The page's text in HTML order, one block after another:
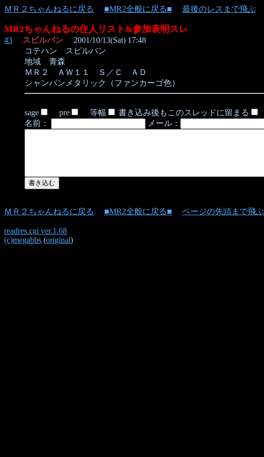
ＭＲ２ちゃんねるに戻る ■MR2全般に戻る■ 最後のレスまで飛ぶ
MR2ちゃんねるの住人リスト&参加表明スレ
43 スピルバン 2001/10/13(Sat) 17:48
コテハン スピルバン
地域 青森
ＭＲ２ ＡＷ１１ Ｓ／Ｃ ＡＤ
シャンパンメタリック（ファンカーゴ色）
sage pre 等幅
書き込み後もこのスレッドに留まる
名前：
メール：
ＭＲ２ちゃんねるに戻る ■MR2全般に戻る■ ページの先頭まで飛ぶ
readres.cgi ver.1.68
(c)megabbs (original)